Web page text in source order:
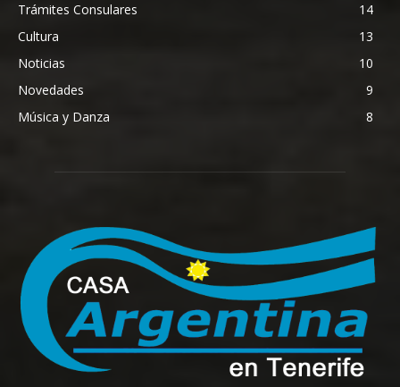
Trámites Consulares
14
Cultura
13
Noticias
10
Novedades
9
Música y Danza
8